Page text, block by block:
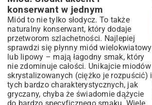
konserwant w jednym
Miód to nie tylko słodycz. To także
naturalny konserwant, który dodaje
przetworom szlachetności. Najlepiej
sprawdzi się płynny miód wielokwiatowy
lub lipowy – mają łagodny smak, który
nie zdominuje całości. Unikajcie miodów
skrystalizowanych (ciężko je rozpuścić) i
tych bardzo charakterystycznych, jak
gryczany, chyba że świadomie dążycie